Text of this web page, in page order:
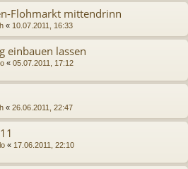
Flohmarkt mittendrinn
« 10.07.2011, 16:33
einbauen lassen
« 05.07.2011, 17:12
« 26.06.2011, 22:47
« 17.06.2011, 22:10